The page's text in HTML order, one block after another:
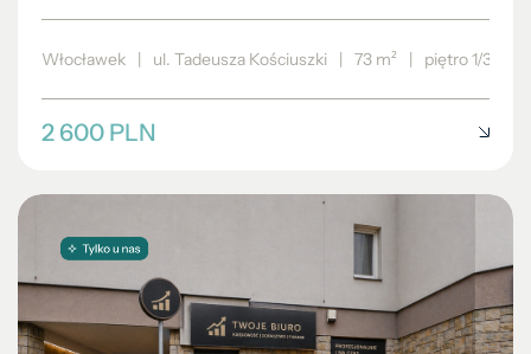
Włocławek | ul. Tadeusza Kościuszki | 73 m² | piętro 1/3
2 600 PLN